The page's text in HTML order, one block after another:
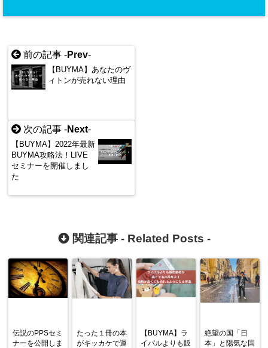
前の記事 -Prev-
【BUYMA】あなたのヴ
ィトンが売れない理由
次の記事 -Next-
【BUYMA】2022年最新
BUYMA攻略法！LIVE
セミナーを開催しまし
た
関連記事 - Related Posts -
伝説のPPSセミ
ナーを公開しま
たった１冊の本
がキッカケで運
【BUYMA】ラ
イバルよりも販
絶望の国「日
本」と陽気な国